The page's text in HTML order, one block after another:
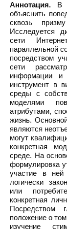
Аннотация. В
объяснить
сквозь
Исследуется
сети
параллельной
посредством
сети
информации и
инструмент в
среды с
моделями
атрибутами,
жизнь.
являются
могут
конкретная
среде. На
формулировка
участие в ней
логически
или
конкретная
Посредством
положение о
изучение